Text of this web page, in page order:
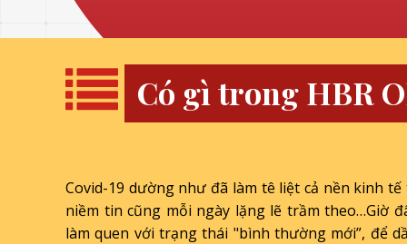
Covid-19 dường như đã làm tê liệt cả nền kinh
niềm tin cũng mỗi ngày lặng lẽ trầm theo…Giờ
làm quen với trạng thái "bình thường mới”, để
Có gì trong HBR